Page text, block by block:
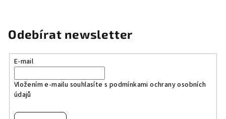
Odebírat newsletter
E-mail
Vložením e-mailu souhlasíte s podmínkami ochrany osobních
údajů